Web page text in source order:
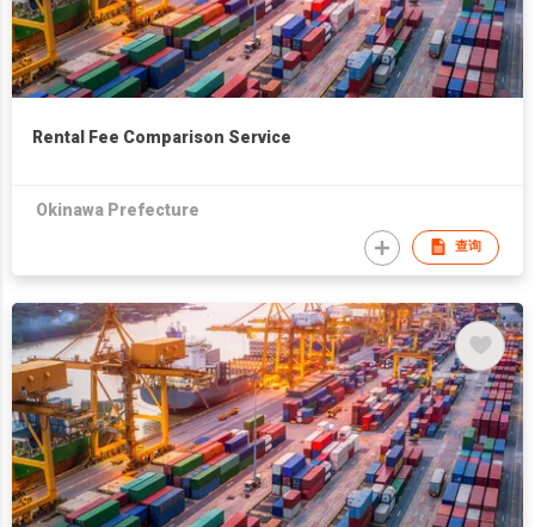
Rental Fee Comparison Service
Okinawa Prefecture
查询